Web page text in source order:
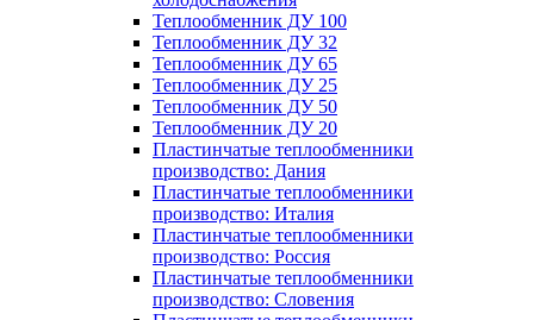
Теплообменник ДУ 100
Теплообменник ДУ 32
Теплообменник ДУ 65
Теплообменник ДУ 25
Теплообменник ДУ 50
Теплообменник ДУ 20
Пластинчатые теплообменники
производство: Дания
Пластинчатые теплообменники
производство: Италия
Пластинчатые теплообменники
производство: Россия
Пластинчатые теплообменники
производство: Словения